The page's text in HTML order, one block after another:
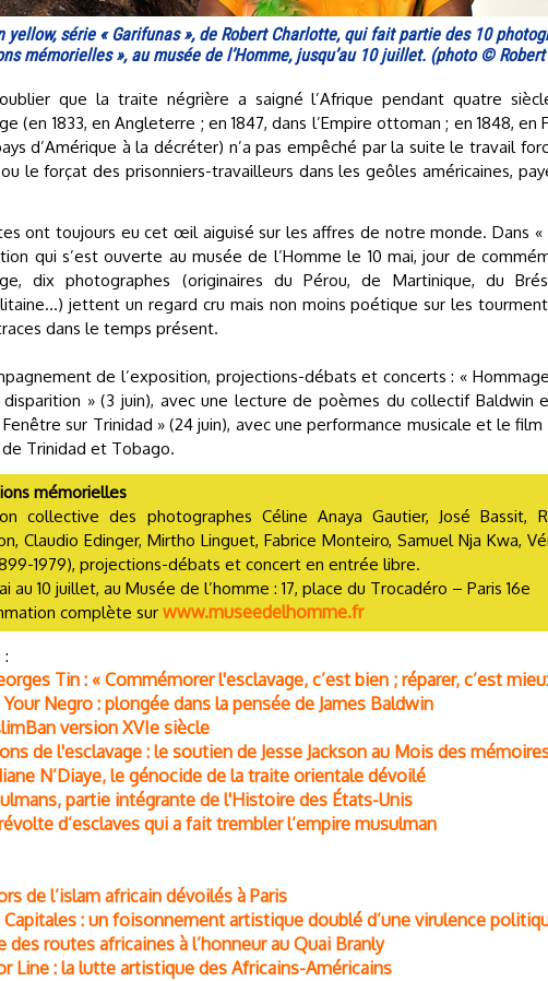
yellow, série « Garifunas », de Robert Charlotte, qui fait partie des 10
mémorielles », au musée de l’Homme, jusqu’au 10 juillet. (photo ©
que la traite négrière a saigné l’Afrique pendant quatre
(en 1833, en Angleterre ; en 1847, dans l’Empire ottoman ; en 1848, en
d’Amérique à la décréter) n’a pas empêché par la suite le travail
le forçat des prisonniers-travailleurs dans les geôles américaines,
ont toujours eu cet œil aiguisé sur les affres de notre monde. Dans «
qui s’est ouverte au musée de l’Homme le 10 mai, jour de
dix photographes (originaires du Pérou, de Martinique, du
jettent un regard cru mais non moins poétique sur les
dans le temps présent.
de l’exposition, projections-débats et concerts : «
disparition » (3 juin), avec une lecture de poèmes du collectif Baldwin
sur Trinidad » (24 juin), avec une performance musicale et le film
de Trinidad et Tobago.
mémorielles
collective des photographes Céline Anaya Gautier, José Bassit,
Claudio Edinger, Mirtho Linguet, Fabrice Monteiro, Samuel Nja Kwa,
1979), projections-débats et concert en entrée libre.
au 10 juillet, au Musée de l’homme : 17, place du Trocadéro – Paris 16e
complète sur www.museedelhomme.fr
:
Tin : « Commémorer l'esclavage, c’est bien ; réparer, c’est
Negro : plongée dans la pensée de James Baldwin
version XVIe siècle
de l'esclavage : le soutien de Jesse Jackson au Mois des
N’Diaye, le génocide de la traite orientale dévoilé
partie intégrante de l'Histoire des États-Unis
d’esclaves qui a fait trembler l’empire musulman
de l’islam africain dévoilés à Paris
: un foisonnement artistique doublé d’une virulence
des routes africaines à l’honneur au Quai Branly
Line : la lutte artistique des Africains-Américains